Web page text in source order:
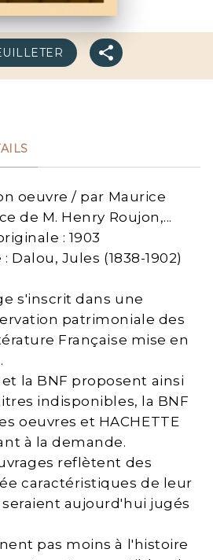
oeuvre / par Maurice
de M. Henry Roujon,...
: 1903
Dalou, Jules (1838-1902)
s'inscrit dans une
patrimoniale des
Française mise en
et la BNF proposent ainsi
indisponibles, la BNF
oeuvres et HACHETTE
à la demande.
reflètent des
caractéristiques de leur
aujourd'hui jugés
pas moins à l'histoire